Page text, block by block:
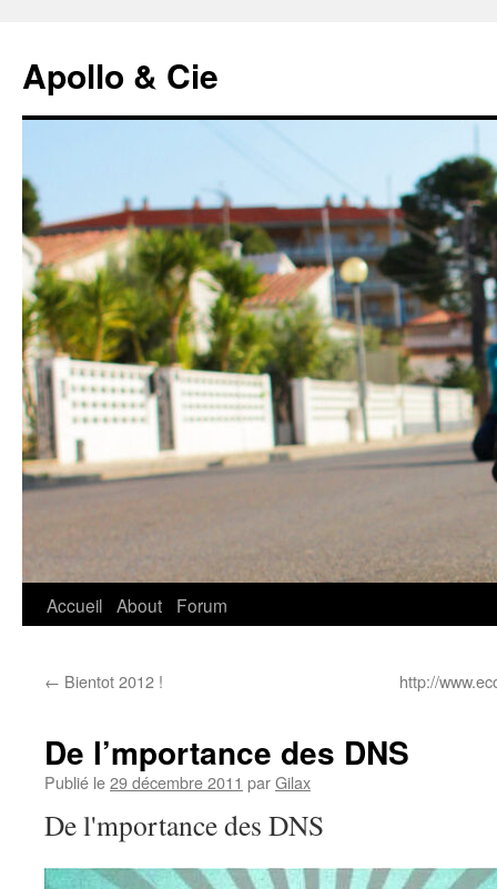
contenu
Apollo & Cie
Accueil About Forum
← Bientot 2012 ! http://
De l’mportance des DNS
Publié le29 décembre 2011 parGilax
De l'mportance des DNS